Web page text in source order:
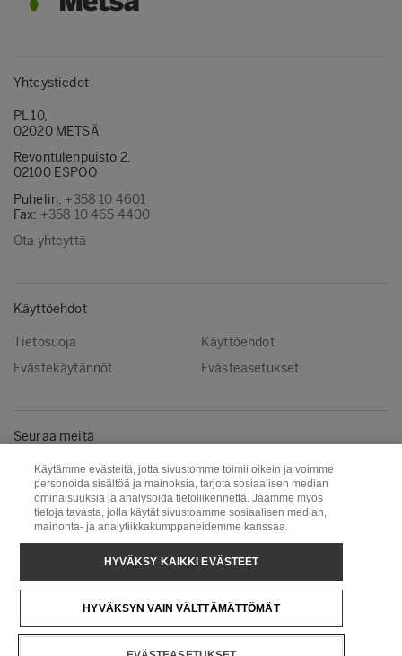
Yhteystiedot
PL 10,
02020 METSÄ
Revontulenpuisto 2,
02100 ESPOO
Puhelin: +358 10 4601
Fax: +358 10 465 4400
Ota yhteyttä
Käyttöehdot
Tietosuoja
Käyttöehdot
Evästekäytännöt
Evästeasetukset
Seuraa meitä
Facebook
Instagram
Linkedin
Youtube
Metsä Fibre
Metsä Forest
Metsä Board
Metsä Tissue
Metsä Spring
Käytämme evästeitä, jotta sivustomme toimii oikein ja voimme
personoida sisältöä ja mainoksia, tarjota sosiaalisen median
ominaisuuksia ja analysoida tietoliikennettä. Jaamme myös
tietoja tavasta, jolla käytät sivustoamme sosiaalisen median,
mainonta- ja analytiikkakumppaneidemme kanssaa.
HYVÄKSYN VAIN VÄLTTÄMÄTTÖMÄT
HYVÄKSY KAIKKI EVÄSTEET